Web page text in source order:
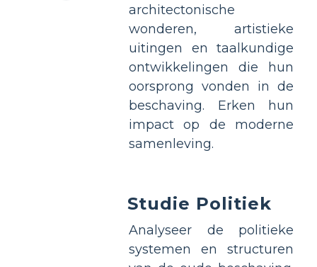
architectonische
wonderen, artistieke
uitingen en taalkundige
ontwikkelingen die hun
oorsprong vonden in de
beschaving. Erken hun
impact op de moderne
samenleving.
Studie Politiek
Analyseer de politieke
systemen en structuren